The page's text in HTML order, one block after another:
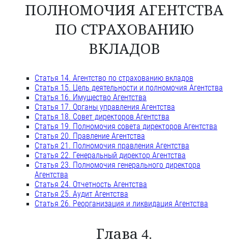
ПОЛНОМОЧИЯ АГЕНТСТВА
ПО СТРАХОВАНИЮ
ВКЛАДОВ
Статья 14. Агентство по страхованию вкладов
Статья 15. Цель деятельности и полномочия Агентства
Статья 16. Имущество Агентства
Статья 17. Органы управления Агентства
Статья 18. Совет директоров Агентства
Статья 19. Полномочия совета директоров Агентства
Статья 20. Правление Агентства
Статья 21. Полномочия правления Агентства
Статья 22. Генеральный директор Агентства
Статья 23. Полномочия генерального директора
Агентства
Статья 24. Отчетность Агентства
Статья 25. Аудит Агентства
Статья 26. Реорганизация и ликвидация Агентства
Глава 4.